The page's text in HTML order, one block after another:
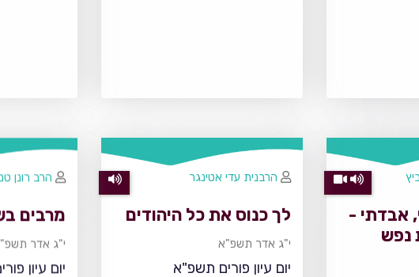
אבדתי -
נפש
לך כנוס את כל היהודים
י"ג אדר תשפ"א
יום עיון פורים תשפ"א
הרבנית עדי אטינגר
מרבים
י"ג אדר
יום עיון
הרב רונן